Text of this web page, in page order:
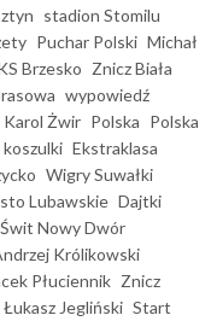
stadion Stomilu
Puchar Polski Michał
Brzesko Znicz Biała
wypowiedź
Karol Żwir Polska Polska
koszulki Ekstraklasa
Wigry Suwałki
Lubawskie Dajtki
Świt Nowy Dwór
Królikowski
Płuciennik Znicz
Łukasz Jegliński Start